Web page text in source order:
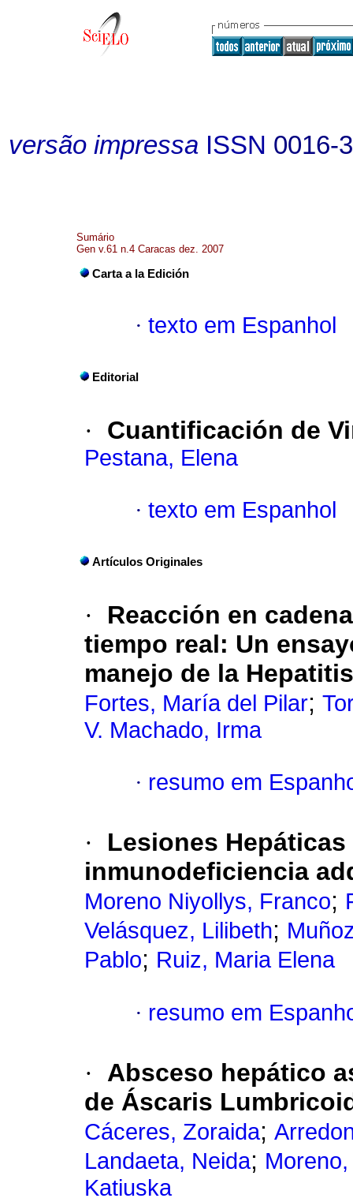
versão impressa ISSN 0016-
Sumário
Gen v.61 n.4 Caracas dez. 2007
Carta a la Edición
· texto em Espanhol
Editorial
· Cuantificación de
Pestana, Elena
· texto em Espanhol
Artículos Originales
·
Reacción en
tiempo real: Un
manejo de la
Fortes, María del Pilar;
V. Machado, Irma
· resumo em
·
Lesiones
inmunodeficiencia
Moreno Niyollys, Franco;
Velásquez, Lilibeth;
Pablo; Ruiz, Maria Elena
· resumo em
·
Absceso hepático
de Áscaris
Cáceres, Zoraida;
Landaeta, Neida;
Katiuska